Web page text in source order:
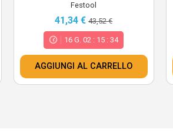
Festool
41,34 €43,52 €
16G. 02: 15: 32
AGGIUNGI AL CARRELLO